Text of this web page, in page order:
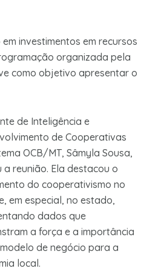
investimentos em recursos
organizada pela
como objetivo apresentar o
de Inteligência e
de Cooperativas
OCB/MT, Sâmyla Sousa,
a reunião. Ela destacou o
do cooperativismo no
em especial, no estado,
dados que
a força e a importância
de negócio para a
local.